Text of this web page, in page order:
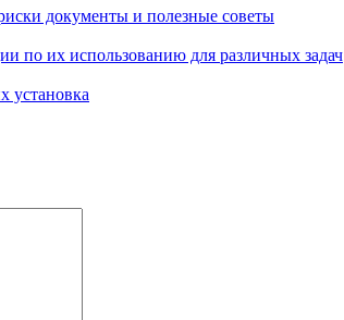
документы и полезные советы
по их использованию для различных задач
установка